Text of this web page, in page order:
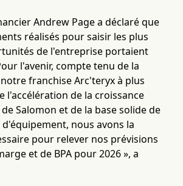
Andrew Page a déclaré que
réalisés pour saisir les plus
de l'entreprise portaient
l'avenir, compte tenu de la
franchise Arc'teryx à plus
l'accélération de la croissance
Salomon et de la base solide de
nous avons la
pour relever nos prévisions
et de BPA pour 2026 », a